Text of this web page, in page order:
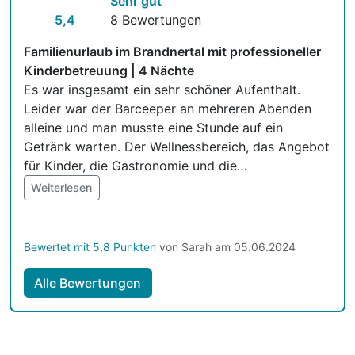
Mit Hotelbar5,4
8 Bewertungen
Familienurlaub im Brandnertal mit professioneller
Kinderbetreuung | 4 Nächte
Es war insgesamt ein sehr schöner Aufenthalt.
Leider war der Barceeper an mehreren Abenden
alleine und man musste eine Stunde auf ein
Getränk warten. Der Wellnessbereich, das Angebot
für Kinder, die Gastronomie und die
Ausflugsmöglichkeiten haben uns vollkommen
überzeugt wiederzukommen. Die Landschaft und
Weiterlesen
Bewertet mit 5,8 Punkten von Sarah am 05.06.2024
Alle Bewertungen